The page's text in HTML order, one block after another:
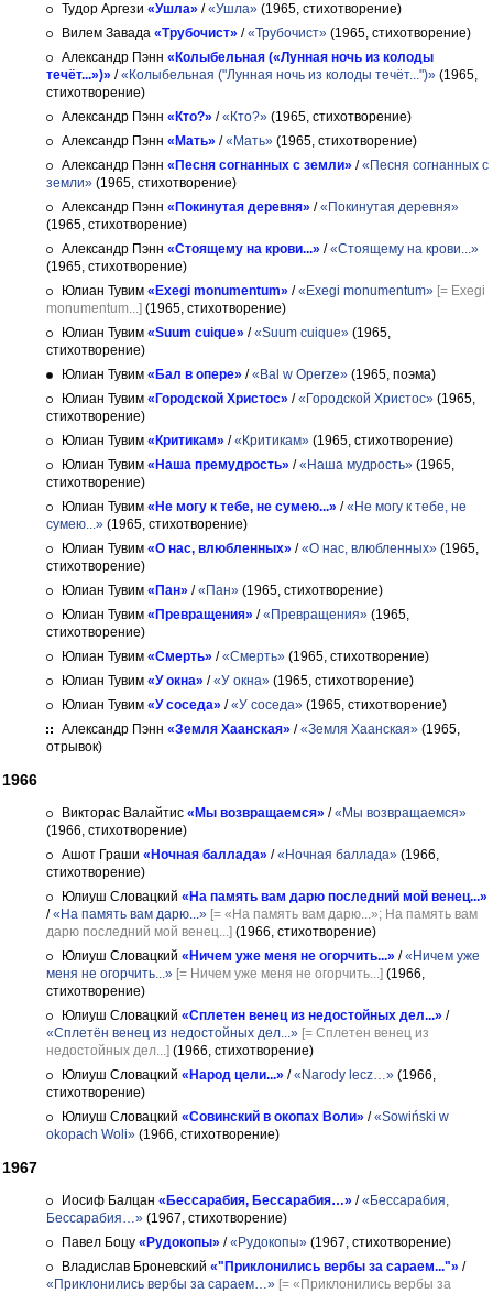
Тудор Аргези «Ушла» /«Ушла» (1965, стихотворение)
Вилем Завада «Трубочист» /«Трубочист» (1965, стихотворение)
Александр Пэнн «Колыбельная («Лунная ночь из колоды
течёт...»)» /«Колыбельная ("Лунная ночь из колоды течёт...")» (1965,
стихотворение)
Александр Пэнн «Кто?» /«Кто?» (1965, стихотворение)
Александр Пэнн «Мать» /«Мать» (1965, стихотворение)
Александр Пэнн «Песня согнанных с земли» /«Песня согнанных с
земли» (1965, стихотворение)
Александр Пэнн «Покинутая деревня» /«Покинутая деревня»
(1965, стихотворение)
Александр Пэнн «Стоящему на крови...» /«Стоящему на крови...»
(1965, стихотворение)
Юлиан Тувим «Exegi monumentum» /«Exegi monumentum» [= Exegi
monumentum...] (1965, стихотворение)
Юлиан Тувим «Suum cuique» /«Suum cuique» (1965,
стихотворение)
Юлиан Тувим «Бал в опере» /«Bal w Operze» (1965, поэма)
Юлиан Тувим «Городской Христос» /«Городской Христос» (1965,
стихотворение)
Юлиан Тувим «Критикам» /«Критикам» (1965, стихотворение)
Юлиан Тувим «Наша премудрость» /«Наша мудрость» (1965,
стихотворение)
Юлиан Тувим «Не могу к тебе, не сумею...» /«Не могу к тебе, не
сумею...» (1965, стихотворение)
Юлиан Тувим «О нас, влюбленных» /«О нас, влюбленных» (1965,
стихотворение)
Юлиан Тувим «Пан» /«Пан» (1965, стихотворение)
Юлиан Тувим «Превращения» /«Превращения» (1965,
стихотворение)
Юлиан Тувим «Смерть» /«Смерть» (1965, стихотворение)
Юлиан Тувим «У окна» /«У окна» (1965, стихотворение)
Юлиан Тувим «У соседа» /«У соседа» (1965, стихотворение)
Александр Пэнн «Земля Хаанская» /«Земля Хаанская» (1965,
отрывок)
1966
Викторас Валайтис «Мы возвращаемся» /«Мы возвращаемся»
(1966, стихотворение)
Ашот Граши «Ночная баллада» /«Ночная баллада» (1966,
стихотворение)
Юлиуш Словацкий «На память вам дарю последний мой венец...»
/«На память вам дарю...» [= «На память вам дарю...»; На память вам
дарю последний мой венец...] (1966, стихотворение)
Юлиуш Словацкий «Ничем уже меня не огорчить...» /«Ничем уже
меня не огорчить...» [= Ничем уже меня не огорчить...] (1966,
стихотворение)
Юлиуш Словацкий «Сплетен венец из недостойных дел...» /
«Сплетён венец из недостойных дел...» [= Сплетен венец из
недостойных дел...] (1966, стихотворение)
Юлиуш Словацкий «Народ цели...» /«Narody lecz…» (1966,
стихотворение)
Юлиуш Словацкий «Совинский в окопах Воли» /«Sowiński w
okopach Woli» (1966, стихотворение)
1967
Иосиф Балцан «Бессарабия, Бессарабия…» /«Бессарабия,
Бессарабия…» (1967, стихотворение)
Павел Боцу «Рудокопы» /«Рудокопы» (1967, стихотворение)
Владислав Броневский «"Приклонились вербы за сараем..."» /
«Приклонились вербы за сараем…» [= «Приклонились вербы за